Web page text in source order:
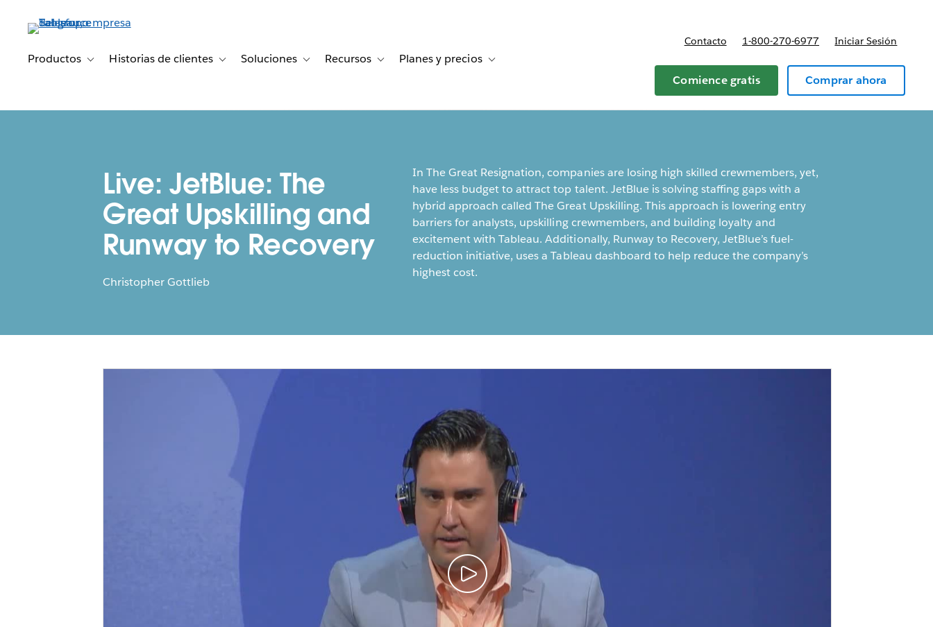
principalProductos Toggle sub-navigation for Productos
Historias de clientes Toggle sub-navigation for Historias de clientes
Soluciones Toggle sub-navigation for Soluciones
Recursos Toggle sub-navigation for Recursos
Planes y precios Toggle sub-navigation for Planes y precios
Contacto 1-800-270-6977 Iniciar Sesión
Comience gratis Comprar ahora
Live: JetBlue: The
Great Upskilling and
Runway to Recovery
Christopher Gottlieb
In The Great Resignation, companies are losing high skilled crewmembers, yet,
have less budget to attract top talent. JetBlue is solving staffing gaps with a
hybrid approach called The Great Upskilling. This approach is lowering entry
barriers for analysts, upskilling crewmembers, and building loyalty and
excitement with Tableau. Additionally, Runway to Recovery, JetBlue’s fuel-
reduction initiative, uses a Tableau dashboard to help reduce the company’s
highest cost.